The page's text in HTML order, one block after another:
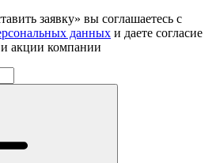
заявку» вы соглашаетесь с
данных и даете согласие
акции компании